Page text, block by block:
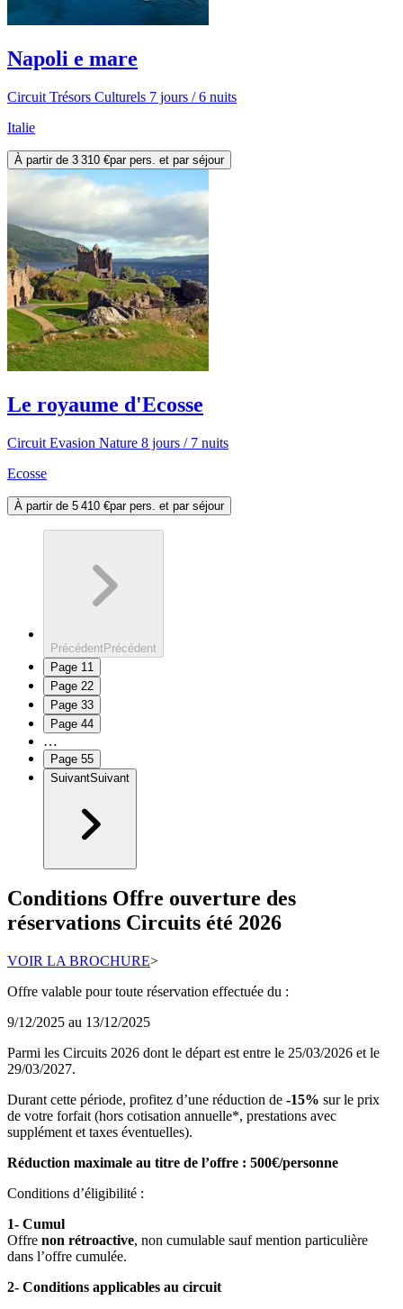
Napoli e mare
Circuit Trésors Culturels 7 jours / 6 nuits
Italie
À partir de 3 310 €par pers. et par séjour
Le royaume d'Ecosse
Circuit Evasion Nature 8 jours / 7 nuits
Ecosse
À partir de 5 410 €par pers. et par séjour
PrécédentPrécédent
Page 1 1
Page 22
Page 33
Page 44
…
Page 55
SuivantSuivant
Conditions Offre ouverture des
réservations Circuits été 2026
VOIR LA BROCHURE>
Offre valable pour toute réservation effectuée du :
9/12/2025 au 13/12/2025
Parmi les Circuits 2026 dont le départ est entre le 25/03/2026 et le
29/03/2027.
Durant cette période, profitez d’une réduction de -15% sur le prix
de votre forfait (hors cotisation annuelle*, prestations avec
supplément et taxes éventuelles).
Réduction maximale au titre de l’offre : 500€/personne
Conditions d’éligibilité :
1- Cumul
Offre non rétroactive, non cumulable sauf mention particulière
dans l’offre cumulée.
2- Conditions applicables au circuit